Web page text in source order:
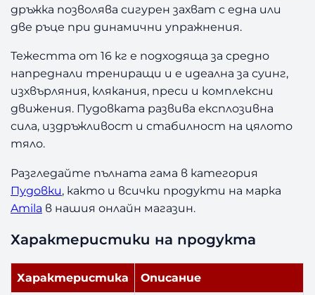
A
m
l
a
6
к
г
дръжка позволява сигурен захват с една или
две ръце при динамични упражнения.
Тежестта от 16 кг е подходяща за средно
напреднали трениращи и е идеална за суинг,
изхвърляния, клякания, преси и комплексни
движения. Пудовката развива експлозивна
сила, издръжливост и стабилност на цялото
тяло.
Разгледайте пълната гама в категория
Пудовки, както и всички продукти на марка
Amila в нашия онлайн магазин.
Характеристики на продукта
Характеристика Описание